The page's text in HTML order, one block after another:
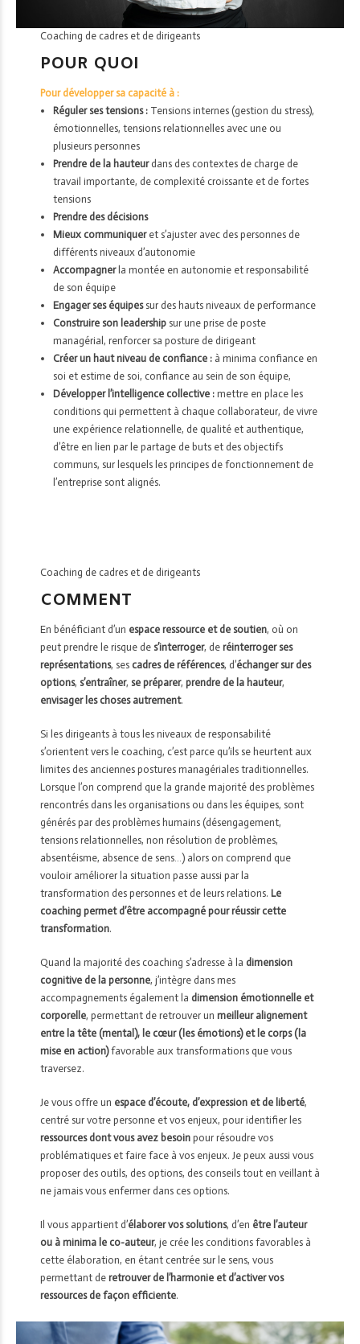
Coaching de cadres et de dirigeants
POUR QUOI
Pour développer sa capacité à :
Réguler ses tensions :Tensions internes (gestion du stress),
émotionnelles, tensions relationnelles avec une ou
plusieurs personnes
Prendre de la hauteurdans des contextes de charge de
travail importante, de complexité croissante et de fortes
tensions
Prendre des décisions
Mieux communiqueret s’ajuster avec des personnes de
différents niveaux d’autonomie
Accompagnerla montée en autonomie et responsabilité
de son équipe
Engager ses équipessur des hauts niveaux de performance
Construire son leadershipsur une prise de poste
managérial, renforcer sa posture de dirigeant
Créer un haut niveau de confiance :à minima confiance en
soi et estime de soi, confiance au sein de son équipe,
Développer l’intelligence collective :mettre en place les
conditions qui permettent à chaque collaborateur, de vivre
une expérience relationnelle, de qualité et authentique,
d’être en lien par le partage de buts et des objectifs
communs, sur lesquels les principes de fonctionnement de
l’entreprise sont alignés.
Coaching de cadres et de dirigeants
COMMENT
En bénéficiant d’un espace ressource et de soutien, où on
peut prendre le risque de s’interroger, de réinterroger ses
représentations, ses cadres de références, d’échanger sur des
options, s’entraîner, se préparer, prendre de la hauteur,
envisager les choses autrement.
Si les dirigeants à tous les niveaux de responsabilité
s’orientent vers le coaching, c’est parce qu’ils se heurtent aux
limites des anciennes postures managériales traditionnelles.
Lorsque l’on comprend que la grande majorité des problèmes
rencontrés dans les organisations ou dans les équipes, sont
générés par des problèmes humains (désengagement,
tensions relationnelles, non résolution de problèmes,
absentéisme, absence de sens…) alors on comprend que
vouloir améliorer la situation passe aussi par la
transformation des personnes et de leurs relations. Le
coaching permet d’être accompagné pour réussir cette
transformation.
Quand la majorité des coaching s’adresse à la dimension
cognitive de la personne, j’intègre dans mes
accompagnements également la dimension émotionnelle et
corporelle, permettant de retrouver un meilleur alignement
entre la tête (mental), le cœur (les émotions) et le corps (la
mise en action)favorable aux transformations que vous
traversez.
Je vous offre un espace d’écoute, d’expression et de liberté,
centré sur votre personne et vos enjeux, pour identifier les
ressources dont vous avez besoin pour résoudre vos
problématiques et faire face à vos enjeux. Je peux aussi vous
proposer des outils, des options, des conseils tout en veillant à
ne jamais vous enfermer dans ces options.
Il vous appartient d’élaborer vos solutions, d’en être l’auteur
ou à minima le co-auteur, je crée les conditions favorables à
cette élaboration, en étant centrée sur le sens, vous
permettant de retrouver de l’harmonie et d’activer vos
ressources de façon efficiente.